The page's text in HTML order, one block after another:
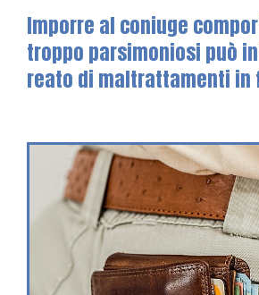
Imporre al coniuge
troppo parsimoniosi può
reato di maltrattamenti in